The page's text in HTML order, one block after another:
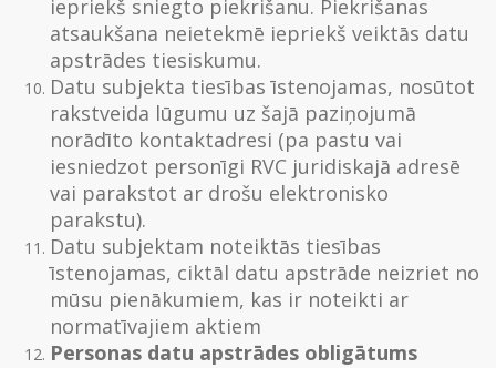
iepriekš sniegto piekrišanu. Piekrišanas
atsaukšana neietekmē iepriekš veiktās datu
apstrādes tiesiskumu.
Datu subjekta tiesības īstenojamas, nosūtot
rakstveida lūgumu uz šajā paziņojumā
norādīto kontaktadresi (pa pastu vai
iesniedzot personīgi RVC juridiskajā adresē
vai parakstot ar drošu elektronisko
parakstu).
Datu subjektam noteiktās tiesības
īstenojamas, ciktāl datu apstrāde neizriet no
mūsu pienākumiem, kas ir noteikti ar
normatīvajiem aktiem
Personas datu apstrādes obligātums